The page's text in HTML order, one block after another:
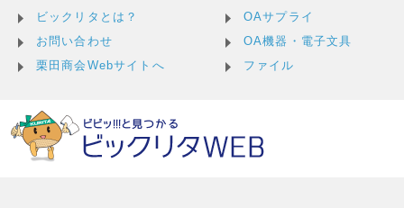
ビックリタとは？
お問い合わせ
栗田商会Webサイトへ
OAサプライ
OA機器・電子文具
ファイル